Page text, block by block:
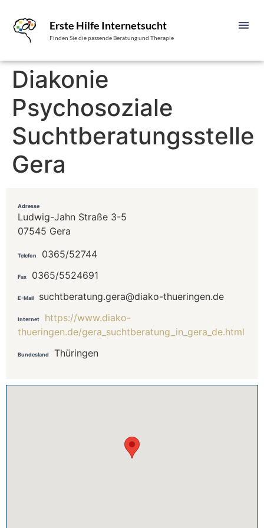
Erste Hilfe Internetsucht
Finden Sie die passende Beratung und Therapie
Diakonie
Psychosoziale
Suchtberatungsstelle
Gera
Adresse
Ludwig-Jahn Straße 3-5
07545 Gera
Telefon 0365/52744
Fax 0365/5524691
E-Mail suchtberatung.gera@diako-thueringen.de
Internet
https://www.diako-
thueringen.de/gera_suchtberatung_in_gera_de.html
Bundesland Thüringen